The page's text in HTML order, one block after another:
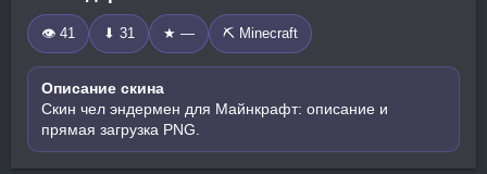
👁 41 ⬇ 31 ★ — ⛏️ Minecraft
Описание скина
Скин чел эндермен для Майнкрафт: описание и
прямая загрузка PNG.